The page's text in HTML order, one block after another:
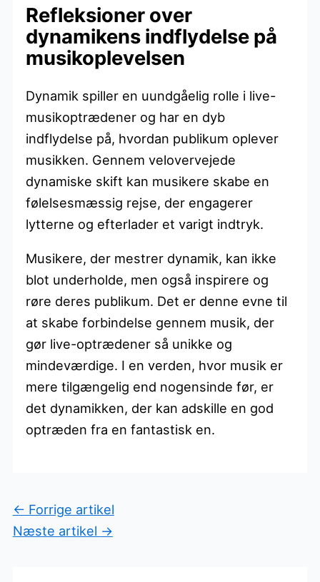
Refleksioner over
dynamikens indflydelse på
musikoplevelsen
Dynamik spiller en uundgåelig rolle i live-
musikoptrædener og har en dyb
indflydelse på, hvordan publikum oplever
musikken. Gennem velovervejede
dynamiske skift kan musikere skabe en
følelsesmæssig rejse, der engagerer
lytterne og efterlader et varigt indtryk.
Musikere, der mestrer dynamik, kan ikke
blot underholde, men også inspirere og
røre deres publikum. Det er denne evne til
at skabe forbindelse gennem musik, der
gør live-optrædener så unikke og
mindeværdige. I en verden, hvor musik er
mere tilgængelig end nogensinde før, er
det dynamikken, der kan adskille en god
optræden fra en fantastisk en.
← Forrige artikel
Næste artikel →